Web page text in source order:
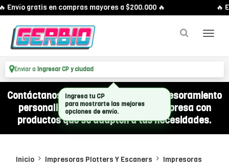
Envío gratis en compras mayores a $200.000 🔥 🔥
Enviar a Ingresar CP y ciudad
Contáctanos por WhatsApp y recibí asesoramiento
personalizado para equipar a tu empresa con
productos que se adapten a tus necesidades.
Inicio Impresoras Plotters Y Escaners Impresoras
Ingresa tu CP
para mostrarte las mejores
opciones de envío.